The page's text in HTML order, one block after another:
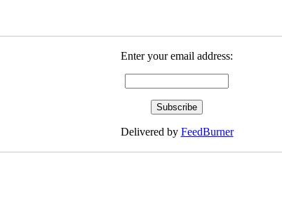
Enter your email address:
Delivered by FeedBurner